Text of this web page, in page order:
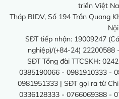
triển Việt
Tháp BIDV, Số 194 Trần Quang
Nội
SĐT tiếp nhận: 19009247
nghiệp)/(+84-24) 22200588
SĐT Tổng đài TTCSKH:
0385190066 - 0981910333 -
0981951333 | SĐT gọi ra từ
0336128333 - 0766069388 -